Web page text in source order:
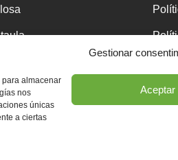
Gestionar
para almacenar
nos
únicas
a ciertas
Aceptar